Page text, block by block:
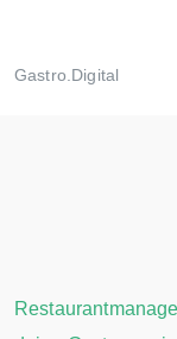
Gastro.Digital